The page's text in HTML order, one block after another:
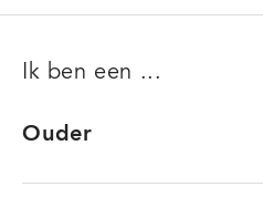
Ik ben een ...
Ouder